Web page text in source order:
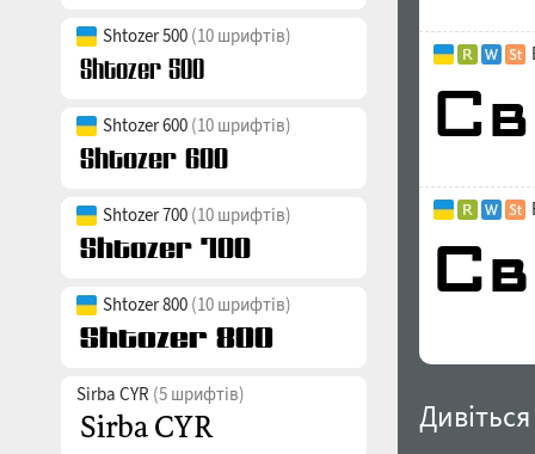
Shtozer 500 (10 шрифтів)
Shtozer 600 (10 шрифтів)
Shtozer 700 (10 шрифтів)
Shtozer 800 (10 шрифтів)
Sirba CYR (5 шрифтів)